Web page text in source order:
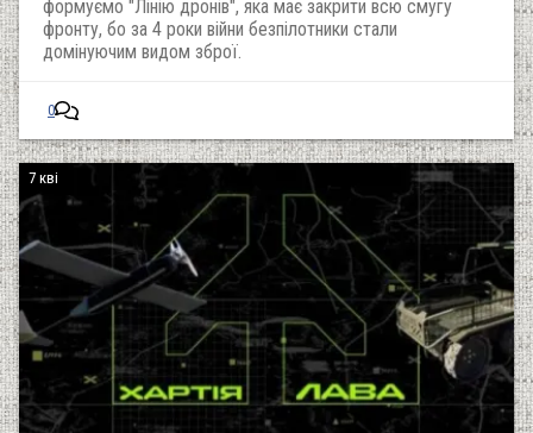
формуємо "Лінію дронів", яка має закрити всю смугу
фронту, бо за 4 роки війни безпілотники стали
домінуючим видом зброї.
0
7 кві